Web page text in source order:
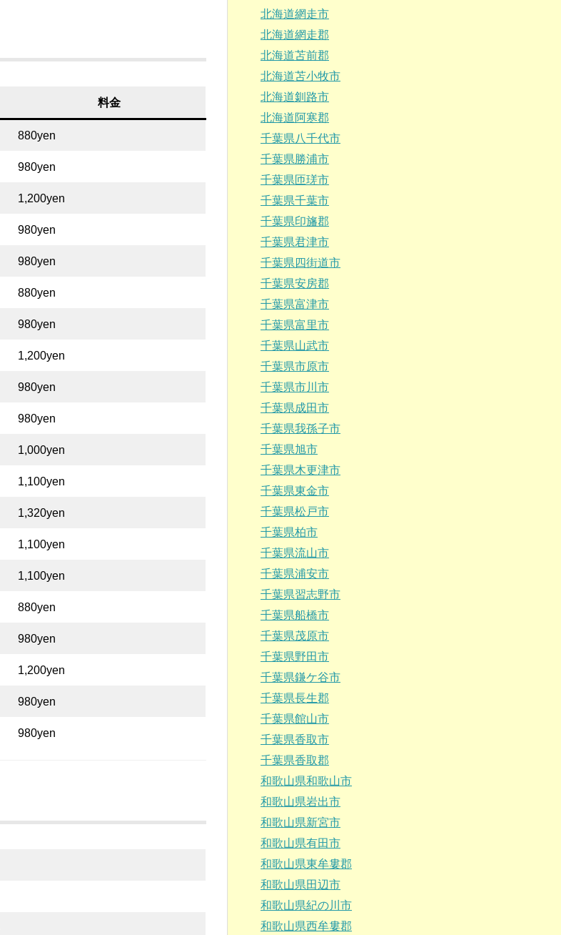
料金
880yen
980yen
1,200yen
980yen
980yen
880yen
980yen
1,200yen
980yen
980yen
1,000yen
1,100yen
1,320yen
1,100yen
1,100yen
880yen
980yen
1,200yen
980yen
980yen
北海道網走市
北海道網走郡
北海道苫前郡
北海道苫小牧市
北海道釧路市
北海道阿寒郡
千葉県八千代市
千葉県勝浦市
千葉県匝瑳市
千葉県千葉市
千葉県印旛郡
千葉県君津市
千葉県四街道市
千葉県安房郡
千葉県富津市
千葉県富里市
千葉県山武市
千葉県市原市
千葉県市川市
千葉県成田市
千葉県我孫子市
千葉県旭市
千葉県木更津市
千葉県東金市
千葉県松戸市
千葉県柏市
千葉県流山市
千葉県浦安市
千葉県習志野市
千葉県船橋市
千葉県茂原市
千葉県野田市
千葉県鎌ケ谷市
千葉県長生郡
千葉県館山市
千葉県香取市
千葉県香取郡
和歌山県和歌山市
和歌山県岩出市
和歌山県新宮市
和歌山県有田市
和歌山県東牟婁郡
和歌山県田辺市
和歌山県紀の川市
和歌山県西牟婁郡